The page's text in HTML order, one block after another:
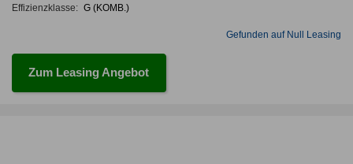
Effizienzklasse: G (KOMB.)
Gefunden auf Null Leasing
Zum Leasing Angebot